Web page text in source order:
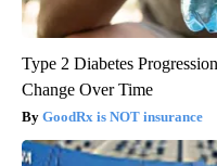
Type 2 Diabetes
Change Over Time
GoodRx is NOT insurance